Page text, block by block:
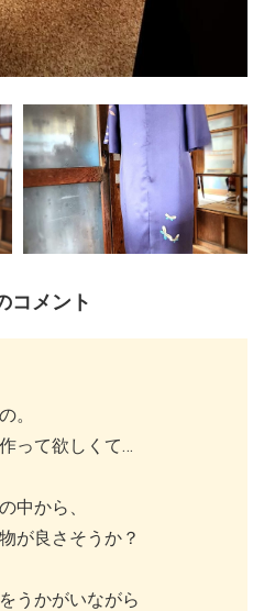
コメント
。
って欲しくて…
中から、
が良さそうか？
うかがいながら